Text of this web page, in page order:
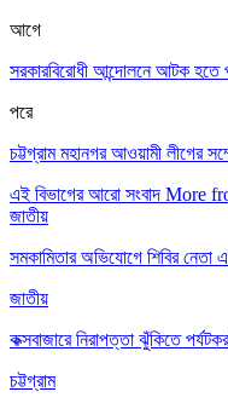
আগে
সরকারবিরোধী আন্দোলনে আটক হতে
পরে
চট্টগ্রাম মহানগর আওয়ামী লীগের
এই বিভাগের আরো সংবাদ More
জাতীয়
সমকামিতার অভিযোগে শিবির নেতা
জাতীয়
কক্সবাজারে নিরাপত্তা ঝুঁকিতে
চট্টগ্রাম